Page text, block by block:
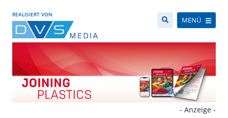
REALISIERT VON
MENÜ
- Anzeige -